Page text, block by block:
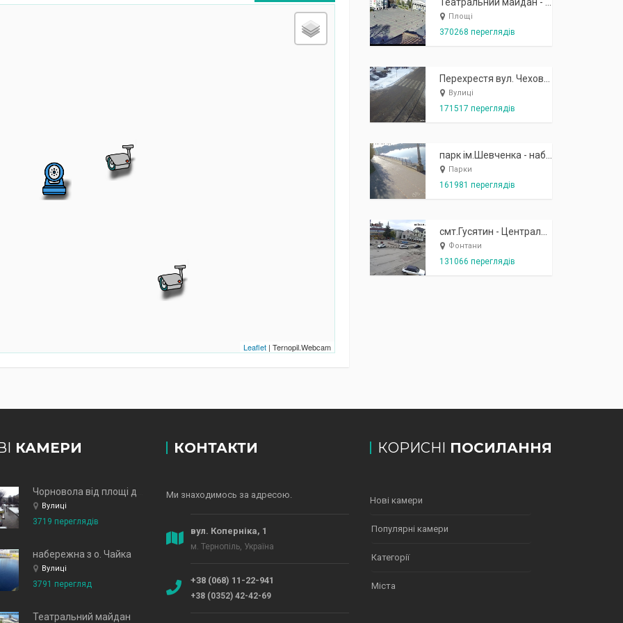
Leaflet| Ternopil.Webcam
Площі
370268 переглядів
Вулиці
171517 переглядів
Парки
161981 переглядів
Фонтани
131066 переглядів
КАМЕРИ
Вулиці
3719 переглядів
набережна з о. Чайка
Вулиці
3791 перегляд
Театральний майдан
КОНТАКТИ
Ми знаходимось за адресою.
вул. Коперніка, 1
м. Тернопіль, Україна
+38 (068) 11-22-941
+38 (0352) 42-42-69
КОРИСНІ ПОСИЛАННЯ
Нові камери
Популярні камери
Категорії
Міста